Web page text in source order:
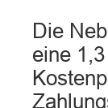
Die
eine